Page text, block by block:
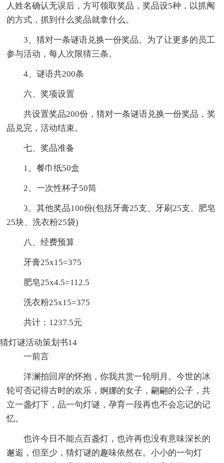
人姓名确认无误后，方可领取奖品，奖品设5种，以抓阄
的方式，抓到什么奖品就拿什么。
3、猜对一条谜语兑换一份奖品。为了让更多的员工
参与活动，每人次限猜三条。
4、谜语共200条
六、奖项设置
共设置奖品200份，猜对一条谜语兑换一份奖品，奖
品兑完，活动结束。
七、奖品准备
1、餐巾纸50盒
2、一次性杯子50筒
3、其他奖品100份(包括牙膏25支、牙刷25支、肥皂
25块、洗衣粉25袋)
八、经费预算
牙膏25x15=375
肥皂25x4.5=112.5
洗衣粉25x15=375
共计：1237.5元
猜灯谜活动策划书14
一前言
洋澜拍回岸的怀抱，你我共赏一轮明月。今世的冰
轮可否记得古时的欢乐，婀娜的女子，翩翩的公子，共
立一盏灯下，品一句灯谜，孕育一段再也不会忘记的记
忆。
也许今日不能点百盏灯，也许再也没有意味深长的
邂逅，但至少，猜灯谜的趣味依然在。小小的一句灯